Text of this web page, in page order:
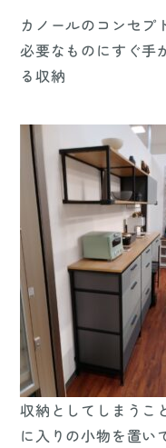
カノールのコンセプ
必要なものにすぐ手
る収納
収納としてしまうこ
に入りの小物を置い